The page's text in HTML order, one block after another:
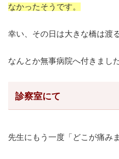
なかったそうです。
幸い、その日は大きな橋は渡
なんとか無事病院へ付きました
診察室にて
先生にもう一度「どこが痛み